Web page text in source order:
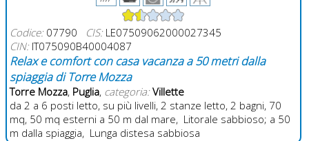
Codice:07790 CIS:LE07509062000027345
CIN:IT075090B40004087
Relax e comfort con casa vacanza a 50 metri dalla
spiaggia di Torre Mozza
Torre Mozza, Puglia, categoria: Villette
da 2 a 6 posti letto, su più livelli, 2 stanze letto, 2 bagni, 70
mq, 50 mq esterni a 50 m dal mare, Litorale sabbioso; a 50
m dalla spiaggia, Lunga distesa sabbiosa